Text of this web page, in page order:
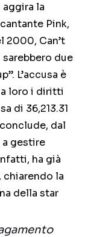
aggira la
Pink,
2000, Can’t
due
L’accusa è
a loro i diritti
di 36,213.31
dal
gestire
ha già
, chiarendo la
della star